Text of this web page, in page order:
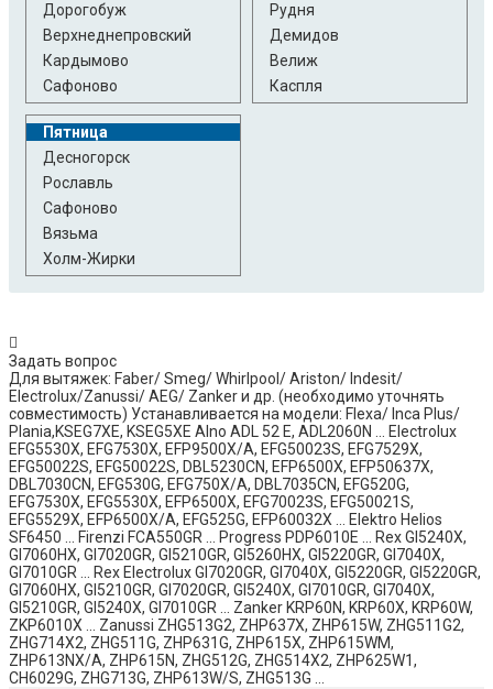
Дорогобуж
Верхнеднепровский
Кардымово
Сафоново
Рудня
Демидов
Велиж
Каспля
Пятница
Десногорск
Рославль
Сафоново
Вязьма
Холм-Жирки
Задать вопрос
​Для вытяжек: Faber/​ Smeg/​ Whirlpool/ Ariston/ Indesit/
Electrolux/Zanussi/ AEG/ Zanker и др. (необходимо уточнять
совместимость) Устанавливается на модели: Flexa/ Inca Plus/ ​
Plania, ​​KSEG7XE, KSEG5XE Alno ADL 52 E, ADL2060N ... Electrolux
EFG5530X, EFG7530X, EFP9500X/A, EFG50023S, EFG7529X,
EFG50022S, EFG50022S, DBL5230CN, EFP6500X, EFP50637X,
DBL7030CN, EFG530G, EFG750X/A, DBL7035CN, EFG520G,
EFG7530X, EFG5530X, EFP6500X, EFG70023S, EFG50021S,
EFG5529X, EFP6500X/A, EFG525G, EFP60032X ... Elektro Helios
SF6450 ... Firenzi FCA550GR ... Progress PDP6010E ... Rex GI5240X,
GI7060HX, GI7020GR, GI5210GR, GI5260HX, GI5220GR, GI7040X,
GI7010GR ... Rex Electrolux GI7020GR, GI7040X, GI5220GR, GI5220GR,
GI7060HX, GI5210GR, GI7020GR, GI5240X, GI7010GR, GI7040X,
GI5210GR, GI5240X, GI7010GR ... Zanker KRP60N, KRP60X, KRP60W,
ZKP6010X ... Zanussi ZHG513G2, ZHP637X, ZHP615W, ZHG511G2,
ZHG714X2, ZHG511G, ZHP631G, ZHP615X, ZHP615WM,
ZHP613NX/A, ZHP615N, ZHG512G, ZHG514X2, ZHP625W1,
CH6029G, ZHG713G, ZHP613W/S, ZHG513G ...